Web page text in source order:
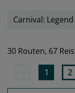
Carnival: Legend
30 Routen, 67
1 2